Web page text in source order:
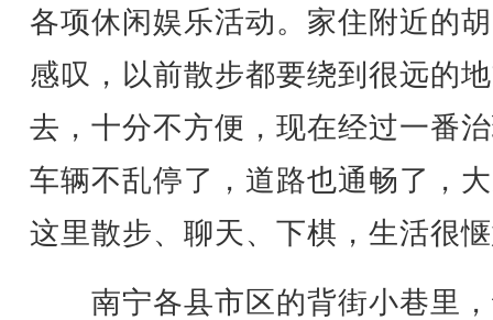
各项休闲娱乐活动。家住附近的
感叹，以前散步都要绕到很远的
去，十分不方便，现在经过一番
车辆不乱停了，道路也通畅了，
这里散步、聊天、下棋，生活很
南宁各县市区的背街小巷里